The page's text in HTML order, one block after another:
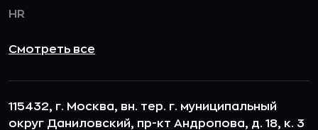
HR
Смотреть все
115432, г. Москва, вн. тер. г. муниципальный
округ Даниловский, пр-кт Андропова, д. 18, к. 3